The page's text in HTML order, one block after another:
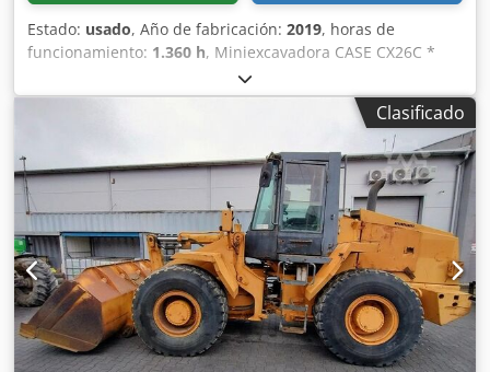
Estado: usado, Año de fabricación: 2019, horas de
funcionamiento: 1.360 h, Miniexcavadora CASE CX26C *
Año de fabricación: 2019 * 1360 BS, i * Calefacción
Dwedpfsurfkcsx Ak Eea * Aire acondicionado * Orugas de
Clasificado